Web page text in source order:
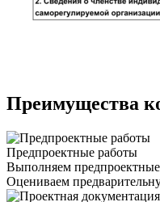
Преимущества
Предпроектные работы
Выполняем
Оцениваем